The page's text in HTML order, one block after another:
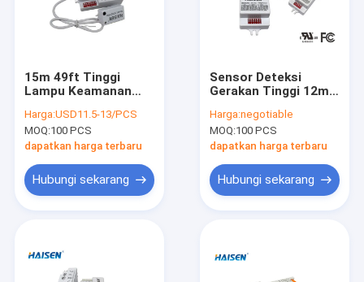
15m 49ft Tinggi
Lampu Keamanan
Kontrol Saklar DIP
Harga:USD11.5-13/PCS
MOQ:100 PCS
dapatkan harga terbaru
Hubungi sekarang
Sensor Deteksi
Gerakan Tinggi 12m
Saklar ON OFF
Harga:negotiable
MOQ:100 PCS
dapatkan harga terbaru
Hubungi sekarang